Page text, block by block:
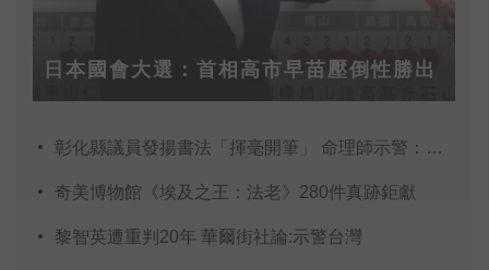
日本國會大選：首相高市早苗壓倒性勝出
彰化縣議員發揚書法「揮毫開筆」 命理師示警：不
奇美博物館《埃及之王：法老》280件真跡鉅獻
黎智英遭重判20年 華爾街社論:示警台灣